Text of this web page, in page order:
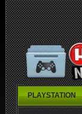
PLAYSTATION